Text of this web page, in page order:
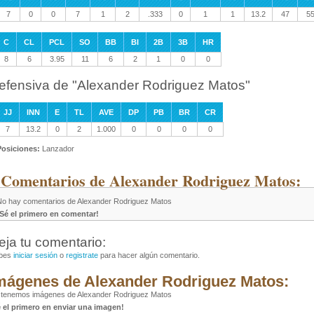
7
0 0 7 1 2 .333 0 1 1 13.2 47 55
C CL PCL SO BB BI 2B 3B
HR
8
6 3.95 11 6 2 1 0 0
de "Alexander Rodriguez Matos"
JJ INN E TL AVE DP PB BR
CR
7
13.2 0 2 1.000 0 0 0 0
Lanzador
de Alexander Rodriguez Matos:
hay comentarios de Alexander Rodriguez Matos
el primero en comentar!
tu comentario:
iniciar sesión o registrate para hacer algún comentario.
de Alexander Rodriguez Matos:
imágenes de Alexander Rodriguez Matos
el primero en enviar una imagen!